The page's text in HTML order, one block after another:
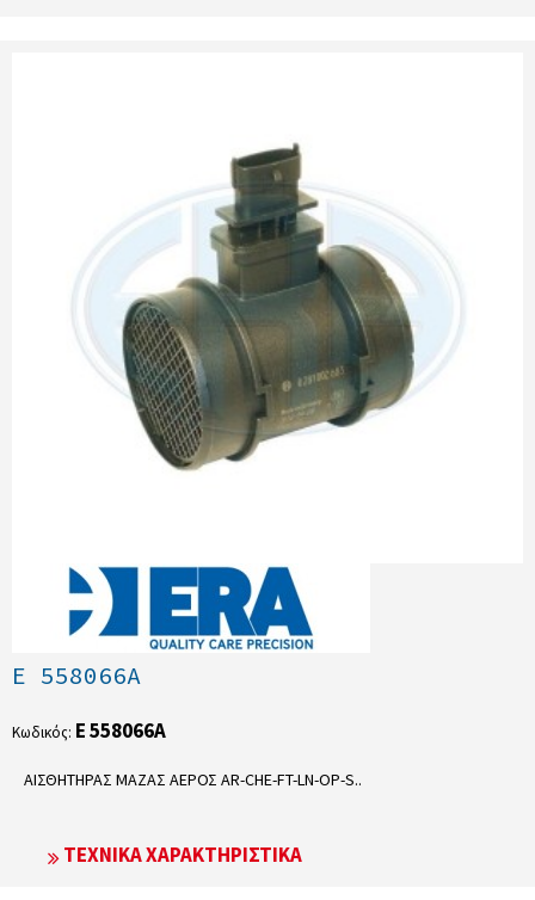
E 558066A
Κωδικός: E 558066A
ΑΙΣΘΗΤΗΡΑΣ ΜΑΖΑΣ ΑΕΡΟΣ AR-CHE-FT-LN-OP-S..
ΤΕΧΝΙΚΆ ΧΑΡΑΚΤΗΡΙΣΤΙΚΆ